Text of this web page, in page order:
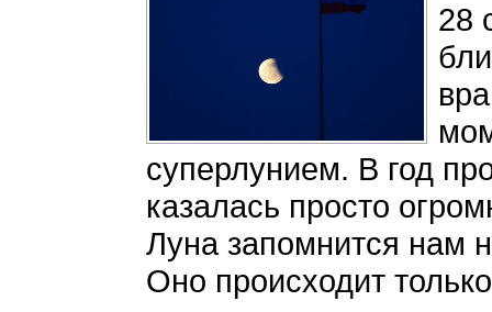
28
суперлунием. В год
казалась просто
Луна запомнится нам
Оно происходит